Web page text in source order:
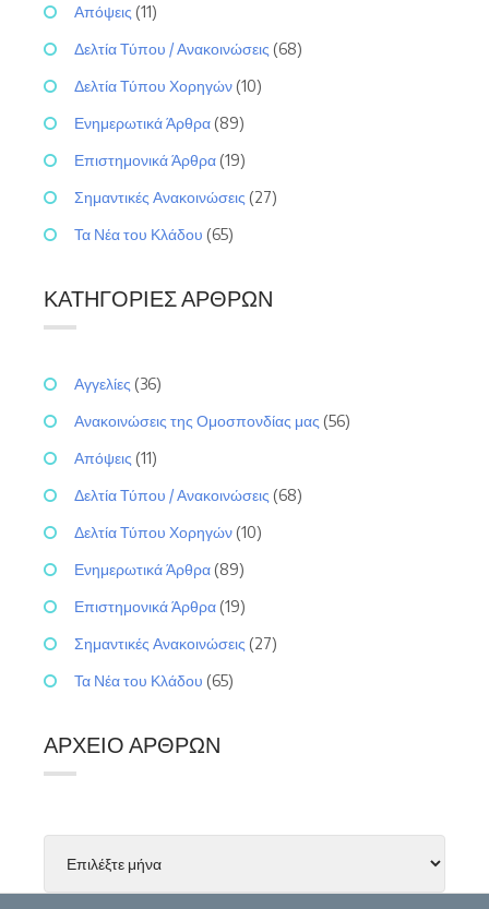
Απόψεις (11)
Δελτία Τύπου / Ανακοινώσεις (68)
Δελτία Τύπου Χορηγών (10)
Ενημερωτικά Άρθρα (89)
Επιστημονικά Άρθρα (19)
Σημαντικές Ανακοινώσεις (27)
Τα Νέα του Κλάδου (65)
ΚΑΤΗΓΟΡΊΕΣ ΆΡΘΡΩΝ
Αγγελίες (36)
Ανακοινώσεις της Ομοσπονδίας μας (56)
Απόψεις (11)
Δελτία Τύπου / Ανακοινώσεις (68)
Δελτία Τύπου Χορηγών (10)
Ενημερωτικά Άρθρα (89)
Επιστημονικά Άρθρα (19)
Σημαντικές Ανακοινώσεις (27)
Τα Νέα του Κλάδου (65)
ΑΡΧΕΊΟ ΆΡΘΡΩΝ